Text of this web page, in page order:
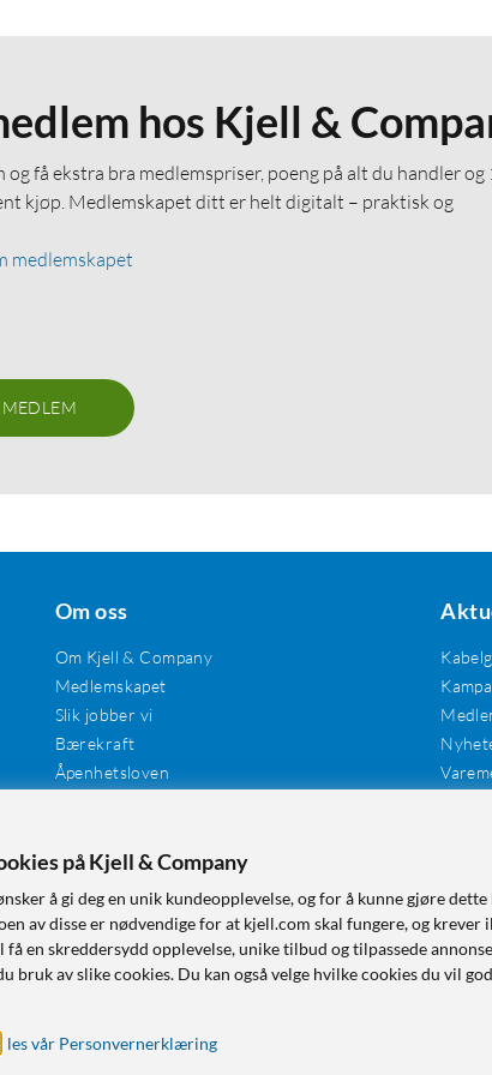
hos Kjell &
og få ekstra bra medlemspriser, poeng på alt du handler og
kjøp. Medlemskapet ditt er helt digitalt – praktisk og
medlemskapet
Om oss
Om Kjell & Company
Medlemskapet
Slik jobber vi
Bærekraft
Åpenhetsloven
Tilgjengelighet
på Kjell & Company
å gi deg en unik kundeopplevelse, og for å kunne gjøre
av disse er nødvendige for at kjell.com skal fungere, og krever
en skreddersydd opplevelse, unike tilbud og tilpassede
bruk av slike cookies. Du kan også velge hvilke cookies du vil
les vår Personvernerklæring